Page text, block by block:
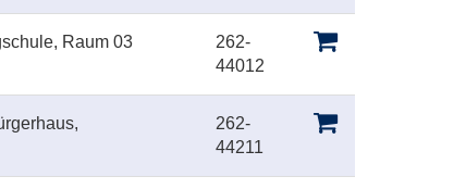
Raum 03
262-
44012
262-
44211